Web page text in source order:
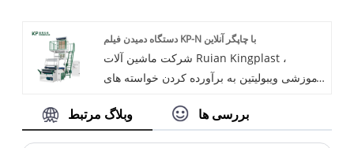
پزشکی تولید می کند. ماشین ساخت کیسه زباله
می تواند با توجه به اندازه و ضخامت متفاوت
مشتری بسازد. کینگ پلاست همیشه بر کیفیت
اطمینان حاصل کند که مشتری از هر مرحله
دستگاه دمیدن فیلم KP-N با چاپگر آنلاین
شرکت ماشین آلات Ruian Kingplast ،
آموزشی ویبولیتین به برآورده کردن خواسته های
نوآورانه اختصاص داده شده است. این شرکتوبلاگ مرتبط بررسی ها